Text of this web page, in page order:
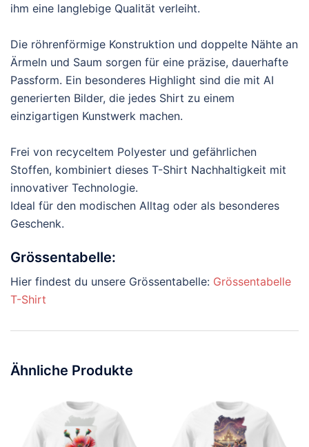
ihm eine langlebige Qualität verleiht.
Die röhrenförmige Konstruktion und doppelte Nähte an
Ärmeln und Saum sorgen für eine präzise, dauerhafte
Passform. Ein besonderes Highlight sind die mit AI
generierten Bilder, die jedes Shirt zu einem
einzigartigen Kunstwerk machen.
Frei von recyceltem Polyester und gefährlichen
Stoffen, kombiniert dieses T-Shirt Nachhaltigkeit mit
innovativer Technologie.
Ideal für den modischen Alltag oder als besonderes
Geschenk.
Grössentabelle:
Hier findest du unsere Grössentabelle: Grössentabelle
T-Shirt
Ähnliche Produkte